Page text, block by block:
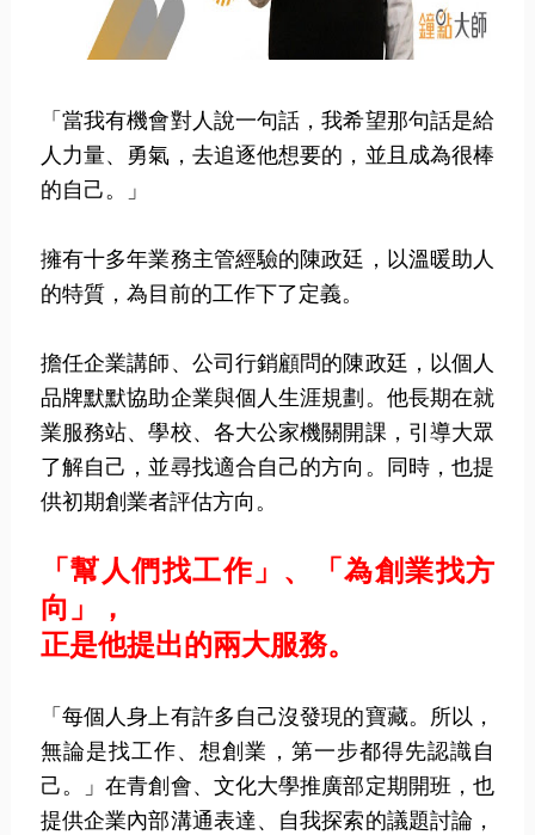
「當我有機會對人說一句話，我希望那句話是給
人力量、勇氣，去追逐他想要的，並且成為很棒
的自己。」
擁有十多年業務主管經驗的陳政廷，以溫暖助人
的特質，為目前的工作下了定義。
擔任企業講師、公司行銷顧問的陳政廷，以個人
品牌默默協助企業與個人生涯規劃。他長期在就
業服務站、學校、各大公家機關開課，引導大眾
了解自己，並尋找適合自己的方向。同時，也提
供初期創業者評估方向。
「幫人們找工作」、「為創業找方
向」，
正是他提出的兩大服務。
「每個人身上有許多自己沒發現的寶藏。所以，
無論是找工作、想創業，第一步都得先認識自
己。」在青創會、文化大學推廣部定期開班，也
提供企業內部溝通表達、自我探索的議題討論，